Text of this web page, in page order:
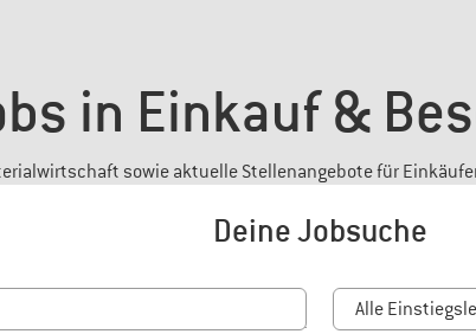
in Einkauf &
sowie aktuelle Stellenangebote für
Deine Jobsuche